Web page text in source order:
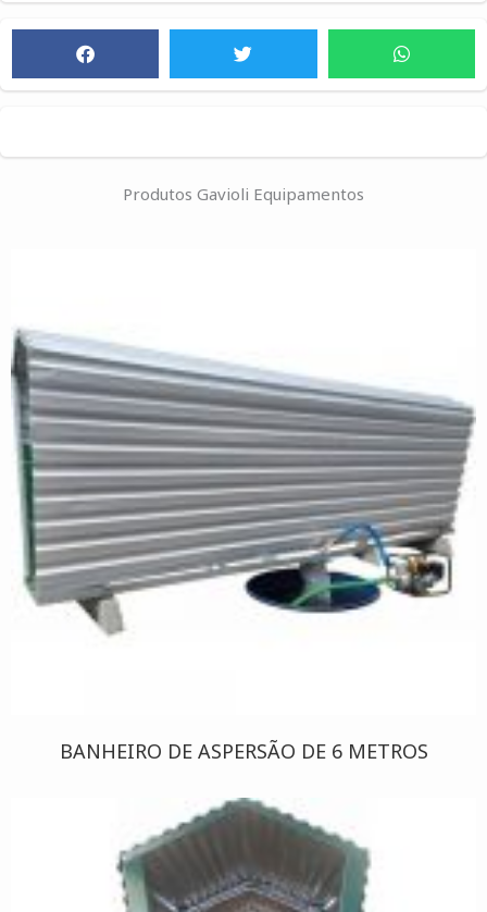
Produtos Gavioli Equipamentos
BANHEIRO DE ASPERSÃO DE 6 METROS